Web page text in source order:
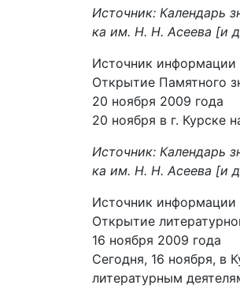
Источник: Календарь
ка им. Н. Н. Асеева [и
Источник информации
Открытие Памятного
20 ноября 2009 года
20 ноября в г. Курске
Источник: Календарь
ка им. Н. Н. Асеева [и
Источник информации
Открытие
16 ноября 2009 года
Сегодня, 16 ноября, в
литературным